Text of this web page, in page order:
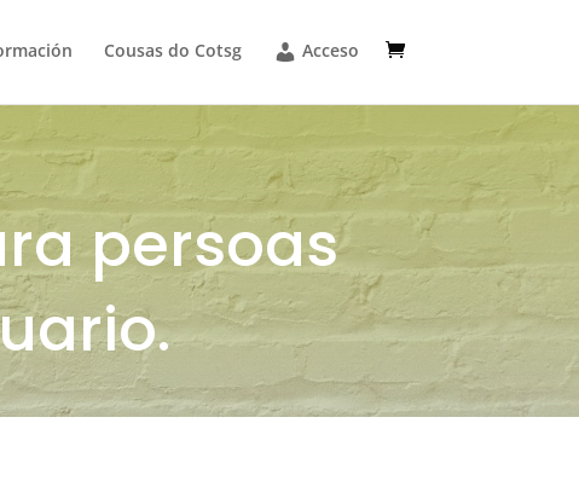
Cousas do Cotsg Acceso
persoas